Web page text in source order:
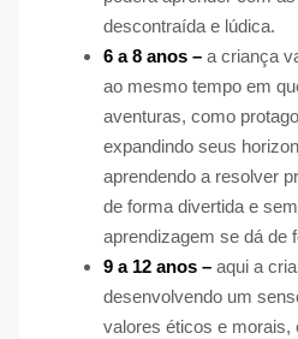
descontraída e lúdica.
6 a 8 anos – a criança
ao mesmo tempo em
aventuras, como
expandindo seus
aprendendo a resolver
de forma divertida e
aprendizagem se dá de
9 a 12 anos – aqui a
desenvolvendo um
valores éticos e morais,